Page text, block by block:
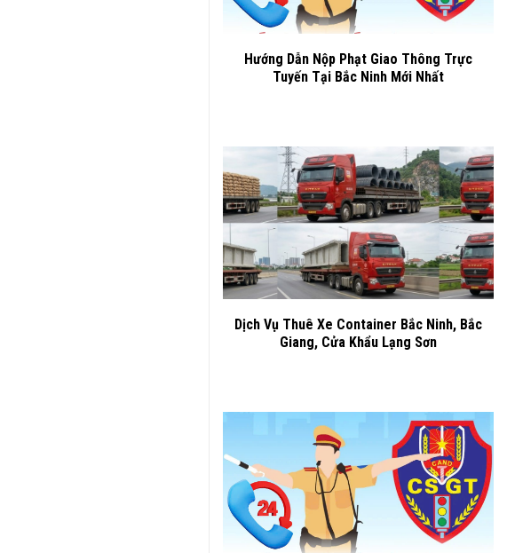
Hướng Dẫn Nộp Phạt Giao Thông Trực
Tuyến Tại Bắc Ninh Mới Nhất
Dịch Vụ Thuê Xe Container Bắc Ninh, Bắc
Giang, Cửa Khẩu Lạng Sơn